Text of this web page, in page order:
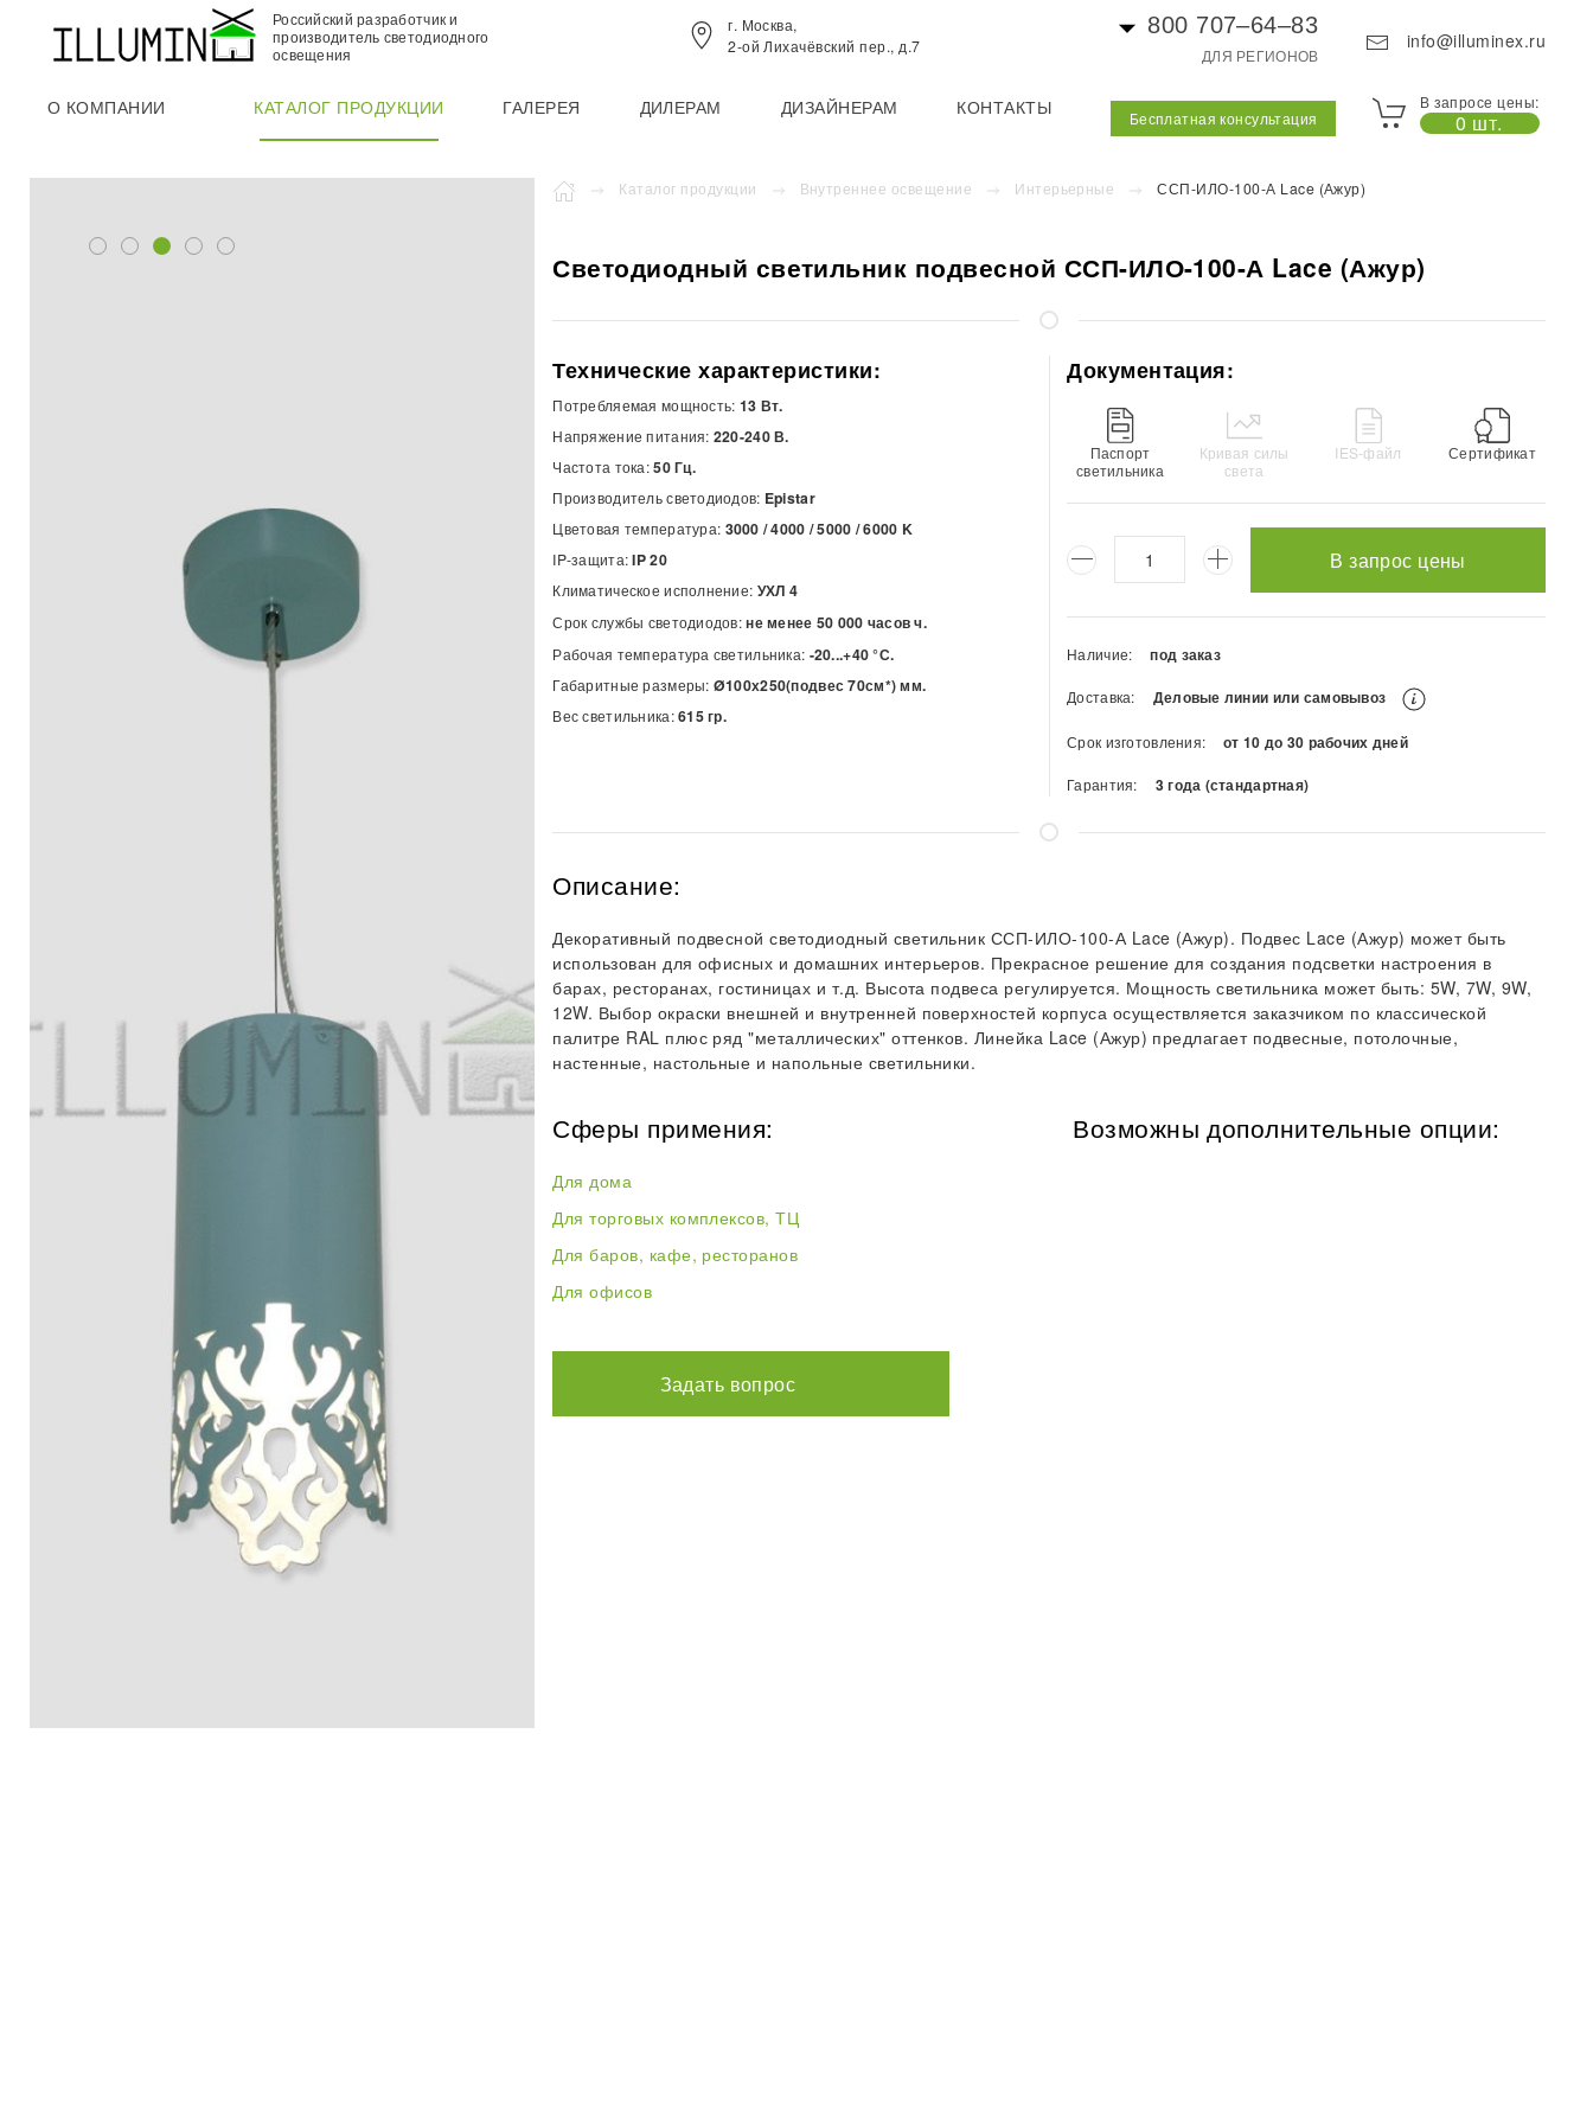
Российский разработчик и
производитель светодиодного
освещения
г. Москва,
2-ой Лихачёвский пер., д.7
800 707–64–83
ДЛЯ РЕГИОНОВ
О КОМПАНИИ КАТАЛОГ ПРОДУКЦИИ ГАЛЕРЕЯ ДИЛЕРАМ ДИЗАЙНЕРАМ КОНТАКТЫ
Бесплатная консультация
info@illuminex.ru
В запросе цены:
0 шт.
Каталог продукции Внутреннее освещение Интерьерные ССП-ИЛО-100-А Lace (Ажур)
Светодиодный светильник подвесной ССП-ИЛО-100-А Lace (Ажур)
Технические характеристики:
Потребляемая мощность: 13 Вт.
Напряжение питания: 220-240 В.
Частота тока:50 Гц.
Производитель светодиодов: Epistar
Цветовая температура: 3000 / 4000 / 5000 / 6000 K
IP-защита:IP 20
Климатическое исполнение: УХЛ 4
Срок службы светодиодов:не менее 50 000 часов ч.
Рабочая температура светильника: -20...+40 °С.
Габаритные размеры: Ø100х250(подвес 70см*) мм.
Вес светильника:615 гр.
Документация:
Паспорт
светильника
Кривая силы
света
IES-файл Сертификат
В запрос цены
Наличие: под заказ
Доставка: Деловые линии или самовывоз
Срок изготовления: от 10 до 30 рабочих дней
Гарантия: 3 года (стандартная)
Описание:
Декоративный подвесной светодиодный светильник ССП-ИЛО-100-А Lace (Ажур). Подвес Lace (Ажур) может быть
использован для офисных и домашних интерьеров. Прекрасное решение для создания подсветки настроения в
барах, ресторанах, гостиницах и т.д. Высота подвеса регулируется. Мощность светильника может быть: 5W, 7W, 9W,
12W. Выбор окраски внешней и внутренней поверхностей корпуса осуществляется заказчиком по классической
палитре RAL плюс ряд "металлических" оттенков. Линейка Lace (Ажур) предлагает подвесные, потолочные,
настенные, настольные и напольные светильники.
Сферы примения:
Для дома
Для торговых комплексов, ТЦ
Для баров, кафе, ресторанов
Для офисов
Возможны дополнительные опции:
Задать вопрос